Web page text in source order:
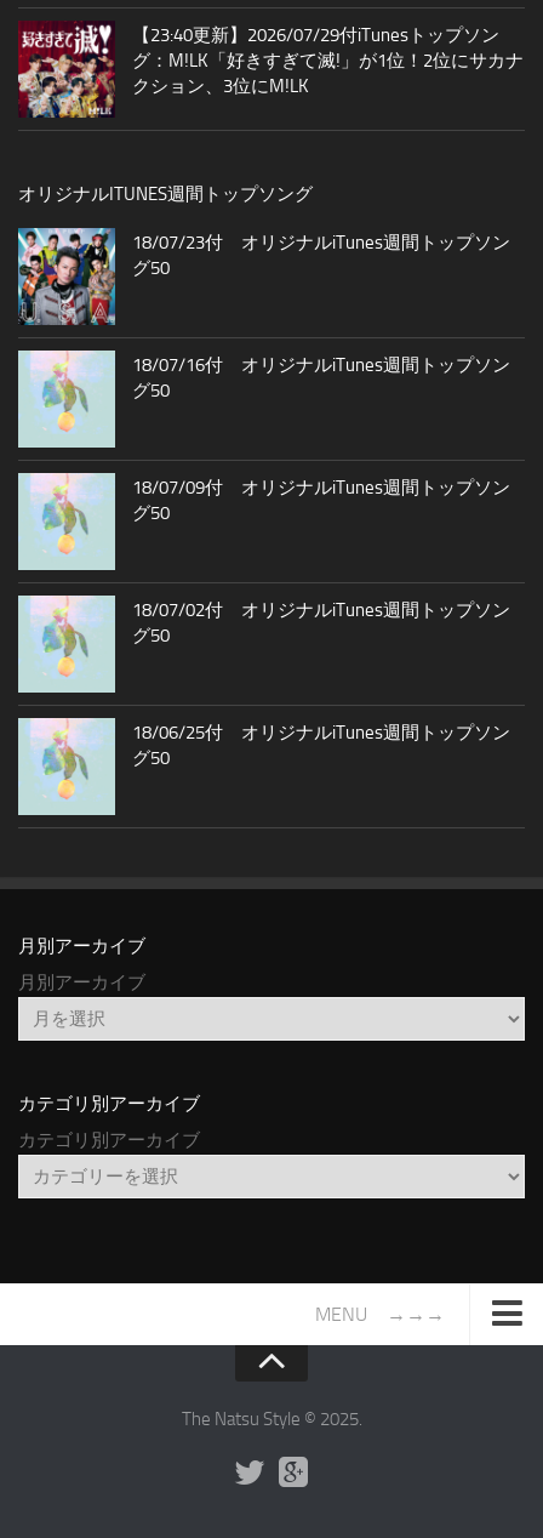
【23:40更新】2026/07/29付iTunesトップソン
グ：M!LK「好きすぎて滅!」が1位！2位にサカナ
クション、3位にM!LK
オリジナルITUNES週間トップソング
18/07/23付 オリジナルiTunes週間トップソン
グ50
18/07/16付 オリジナルiTunes週間トップソン
グ50
18/07/09付 オリジナルiTunes週間トップソン
グ50
18/07/02付 オリジナルiTunes週間トップソン
グ50
18/06/25付 オリジナルiTunes週間トップソン
グ50
月別アーカイブ
月別アーカイブ
カテゴリ別アーカイブ
カテゴリ別アーカイブ
MENU →→→
The Natsu Style © 2025.